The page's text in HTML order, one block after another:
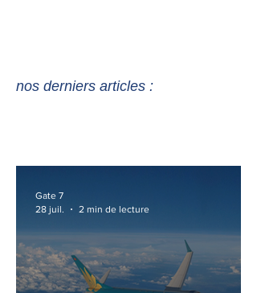
nos derniers articles :
Gate 7
28 juil.
2 min de lecture